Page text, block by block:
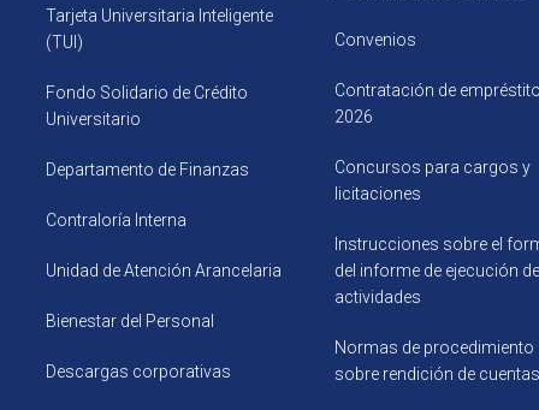
Tarjeta Universitaria Inteligente
(TUI)
Fondo Solidario de Crédito
Universitario
Departamento de Finanzas
Contraloría Interna
Unidad de Atención Arancelaria
Bienestar del Personal
Descargas corporativas
Convenios
Contratación de
2026
Concursos para cargos y
licitaciones
Instrucciones sobre el
del informe de ejecución de
actividades
Normas de procedimiento
sobre rendición de cuentas